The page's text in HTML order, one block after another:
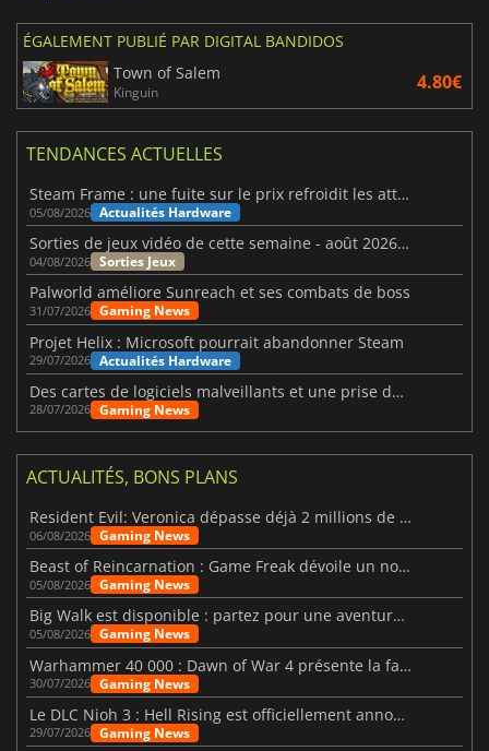
ÉGALEMENT PUBLIÉ PAR DIGITAL BANDIDOS
Town of Salem
Kinguin 4.80€
TENDANCES ACTUELLES
Steam Frame : une fuite sur le prix refroidit les attentes VR
05/08/2026 Actualités Hardware
Sorties de jeux vidéo de cette semaine - août 2026 (semaine 32)
04/08/2026 Sorties Jeux
Palworld améliore Sunreach et ses combats de boss
31/07/2026 Gaming News
Projet Helix : Microsoft pourrait abandonner Steam
29/07/2026 Actualités Hardware
Des cartes de logiciels malveillants et une prise de contrôle de Discord ont touché Meccha Chameleon
28/07/2026 Gaming News
ACTUALITÉS, BONS PLANS
Resident Evil: Veronica dépasse déjà 2 millions de wishlists
06/08/2026 Gaming News
Beast of Reincarnation : Game Freak dévoile un nouveau pari
05/08/2026 Gaming News
Big Walk est disponible : partez pour une aventure entre amis
05/08/2026 Gaming News
Warhammer 40 000 : Dawn of War 4 présente la faction des Nécrons
30/07/2026 Gaming News
Le DLC Nioh 3 : Hell Rising est officiellement annoncé
29/07/2026 Gaming News